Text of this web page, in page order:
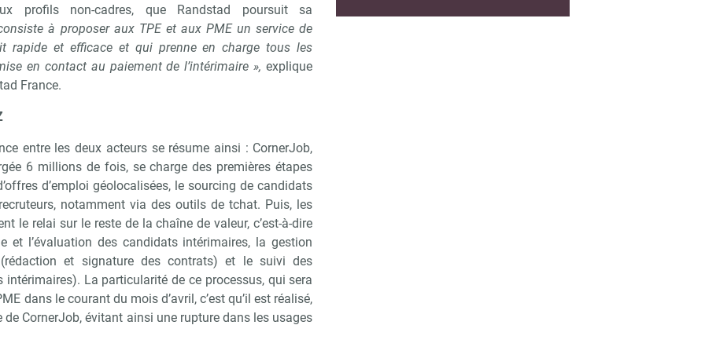
profils non-cadres, que Randstad poursuit sa
à proposer aux TPE et aux PME un service de
rapide et efficace et qui prenne en charge tous les
en contact au paiement de l’intérimaire »,explique
France.
entre les deux acteurs se résume ainsi : CornerJob,
6 millions de fois, se charge des premières étapes
d’emploi géolocalisées, le sourcing de candidats
notamment via des outils de tchat. Puis, les
le relai sur le reste de la chaîne de valeur, c’est-à-dire
et l’évaluation des candidats intérimaires, la gestion
(rédaction et signature des contrats) et le suivi des
La particularité de ce processus, qui sera
dans le courant du mois d’avril, c’est qu’il est réalisé,
CornerJob, évitant ainsi une rupture dans les usages